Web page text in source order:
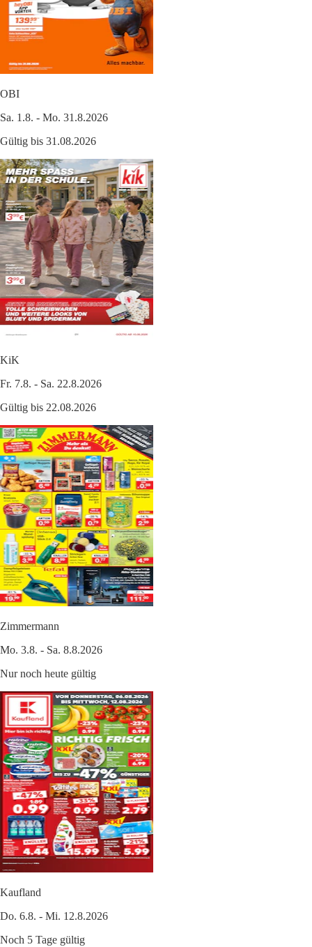
OBI
Sa. 1.8. - Mo. 31.8.2026
Gültig bis 31.08.2026
KiK
Fr. 7.8. - Sa. 22.8.2026
Gültig bis 22.08.2026
Zimmermann
Mo. 3.8. - Sa. 8.8.2026
Nur noch heute gültig
Kaufland
Do. 6.8. - Mi. 12.8.2026
Noch 5 Tage gültig